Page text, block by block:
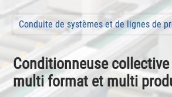
Conduite de systèmes et de lignes de
Conditionneuse
multi format et multi